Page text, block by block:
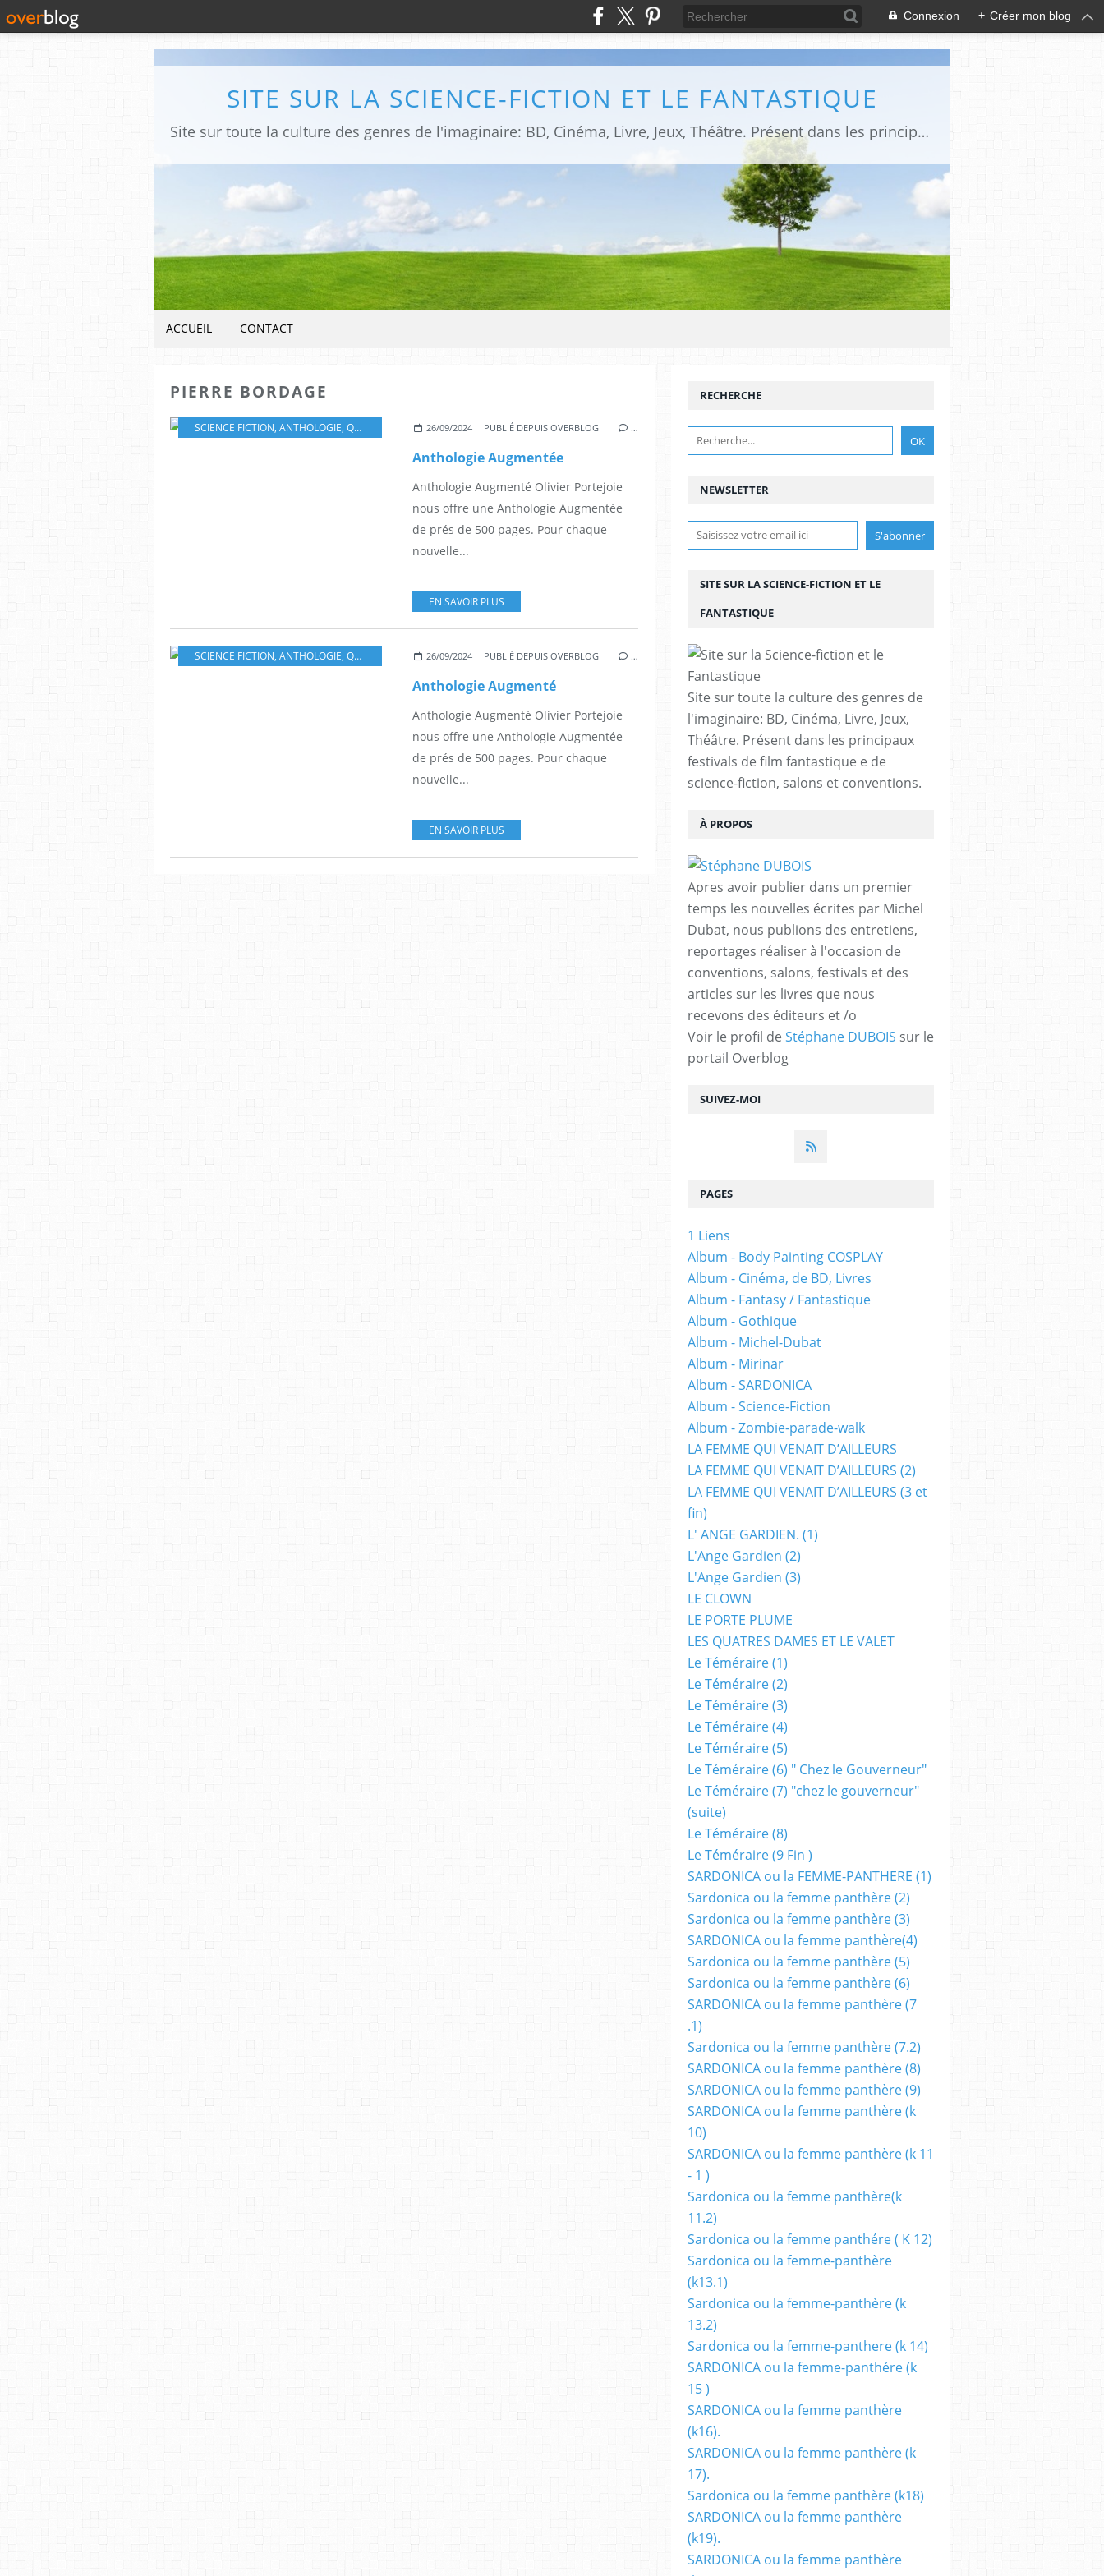
Connexion + Créer mon blog
SITE SUR LA SCIENCE-FICTION ET LE FANTASTIQUE
Site sur toute la culture des genres de l'imaginaire: BD, Cinéma, Livre, Jeux, Théâtre. Présent dans les principaux festivals de film fantastique e de science-fiction, salons et conventions.
ACCUEIL CONTACT
PIERRE BORDAGE
SCIENCE FICTION, ANTHOLOGIE, QR CODE PIERRE BORDAGE JEAN-MARC SIIRE
26/09/2024 PUBLIÉ DEPUIS OVERBLOG …
Anthologie Augmentée
Anthologie Augmenté Olivier Portejoie
nous offre une Anthologie Augmentée
de prés de 500 pages. Pour chaque
nouvelle...
EN SAVOIR PLUS
SCIENCE FICTION, ANTHOLOGIE, QR CODE PIERRE BORDAGE JEAN-MARC SIIRE
26/09/2024 PUBLIÉ DEPUIS OVERBLOG …
Anthologie Augmenté
Anthologie Augmenté Olivier Portejoie
nous offre une Anthologie Augmentée
de prés de 500 pages. Pour chaque
nouvelle...
EN SAVOIR PLUS
NEWSLETTER
SUIVEZ-MOI
RECHERCHE
SITE SUR LA SCIENCE-FICTION ET LE
FANTASTIQUE
Site sur toute la culture des genres de
l'imaginaire: BD, Cinéma, Livre, Jeux,
Théâtre. Présent dans les principaux
festivals de film fantastique e de
science-fiction, salons et conventions.
À PROPOS
Apres avoir publier dans un premier
temps les nouvelles écrites par Michel
Dubat, nous publions des entretiens,
reportages réaliser à l'occasion de
conventions, salons, festivals et des
articles sur les livres que nous
recevons des éditeurs et /o
Voir le profil de Stéphane DUBOIS sur le
portail Overblog
PAGES
1 Liens
Album - Body Painting COSPLAY
Album - Cinéma, de BD, Livres
Album - Fantasy / Fantastique
Album - Gothique
Album - Michel-Dubat
Album - Mirinar
Album - SARDONICA
Album - Science-Fiction
Album - Zombie-parade-walk
LA FEMME QUI VENAIT D’AILLEURS
LA FEMME QUI VENAIT D’AILLEURS (2)
LA FEMME QUI VENAIT D’AILLEURS (3 et
fin)
L' ANGE GARDIEN. (1)
L'Ange Gardien (2)
L'Ange Gardien (3)
LE CLOWN
LE PORTE PLUME
LES QUATRES DAMES ET LE VALET
Le Téméraire (1)
Le Téméraire (2)
Le Téméraire (3)
Le Téméraire (4)
Le Téméraire (5)
Le Téméraire (6) " Chez le Gouverneur"
Le Téméraire (7) "chez le gouverneur"
(suite)
Le Téméraire (8)
Le Téméraire (9 Fin )
SARDONICA ou la FEMME-PANTHERE (1)
Sardonica ou la femme panthère (2)
Sardonica ou la femme panthère (3)
SARDONICA ou la femme panthère(4)
Sardonica ou la femme panthère (5)
Sardonica ou la femme panthère (6)
SARDONICA ou la femme panthère (7
.1)
Sardonica ou la femme panthère (7.2)
SARDONICA ou la femme panthère (8)
SARDONICA ou la femme panthère (9)
SARDONICA ou la femme panthère (k
10)
SARDONICA ou la femme panthère (k 11
- 1 )
Sardonica ou la femme panthère(k
11.2)
Sardonica ou la femme panthére ( K 12)
Sardonica ou la femme-panthère
(k13.1)
Sardonica ou la femme-panthère (k
13.2)
Sardonica ou la femme-panthere (k 14)
SARDONICA ou la femme-panthére (k
15 )
SARDONICA ou la femme panthère
(k16).
SARDONICA ou la femme panthère (k
17).
Sardonica ou la femme panthère (k18)
SARDONICA ou la femme panthère
(k19).
SARDONICA ou la femme panthère